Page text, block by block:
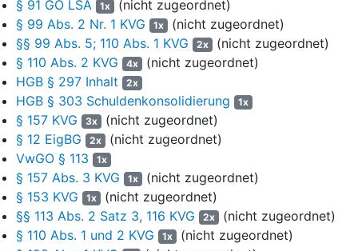
5
Die Ausnahmegenehmigung wurde mit dem nunmehr
streitgegenständlichen Bescheid vom 11.08.2014 versagt.
Zur Begründung führt der Beklagte im Wesentlichen aus:
6
Nach der Änderung des Kommunalverfassungsgesetzes
solle der Begriff „Liquiditätskredite“ i.S.v.
identisch mit dem alten Begriff „Kredite zur Sicherung der
Zahlungsfähigkeit“ bzw. „Kassenkredit“ im Sinne von
LSAsein, sodass eine Ausweisung im Konto 3315 zu erfolgen
habe. Dazu gehörten auch die liquiden Mittel der Eigenbetriebe,
wenn diese von der Kommune in Anspruch genommen werden.
7 Gemäß§ 121 Abs. 3 KVGLSA gehöre das Vermögen der
Eigenbetriebe zum Sondervermögen der Kommune.
§ 91 GO LSA
1x (nicht zugeordnet)
§ 99 Abs. 2 Nr. 1 KVG
1x (nicht zugeordnet)
§§ 99 Abs. 5; 110 Abs. 1 KVG
2x (nicht zugeordnet)
§ 110 Abs. 2 KVG
4x (nicht zugeordnet)
HGB § 297 Inhalt
2x
HGB § 303 Schuldenkonsolidierung 1x
§ 157 KVG 3x (nicht zugeordnet)
§ 12 EigBG
2x (nicht zugeordnet)
VwGO § 113
1x
§ 157 Abs. 3 KVG 1x (nicht zugeordnet)
§ 153 KVG
1x (nicht zugeordnet)
§§ 113 Abs. 2 Satz 3, 116 KVG
2x (nicht zugeordnet)
§ 110 Abs. 1 und 2 KVG
1x (nicht zugeordnet)